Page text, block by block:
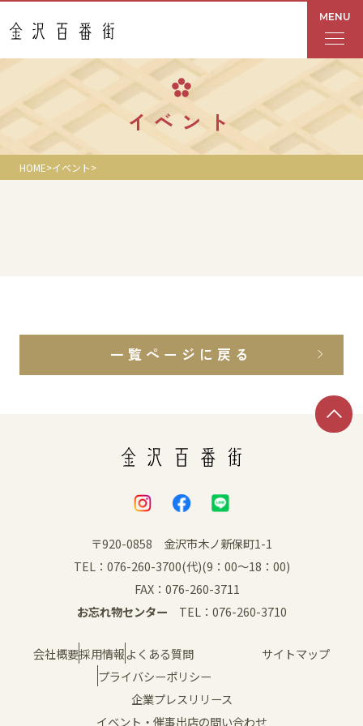
MENU
フロアガイド
あんと
Rinto
ショップニュース
アクセス・パーキング
スタッフ募集
百番街くらぶ
イベント
HOME イベント
一覧ページに戻る
〒920-0858 金沢市木ノ新保町1-1
TEL：076-260-3700(代)(9：00～18：00)
FAX：076-260-3711
お忘れ物センター TEL：076-260-3710
会社概要採用情報よくある質問
サイトマップ
プライバシーポリシー
企業プレスリリース
イベント・催事出店の問い合わせ